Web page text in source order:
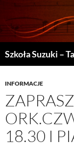
Szkoła Suzuki –
TREŚCI
INFORMACJE
18.30 I